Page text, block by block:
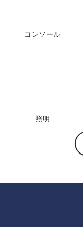
コンソール
照明